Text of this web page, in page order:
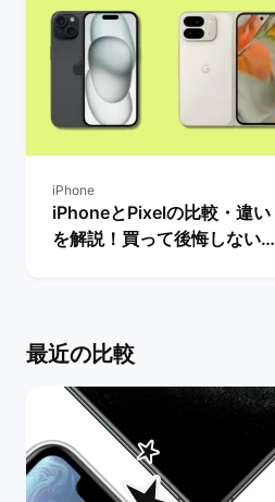
iPhone
iPhoneとPixelの比較・違い
を解説！買って後悔しない機
最近の比較